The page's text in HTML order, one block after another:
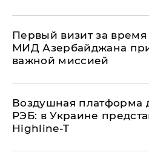
Первый визит за время
МИД Азербайджана
важной миссией
Воздушная платформа
РЭБ: в Украине
Highline-T